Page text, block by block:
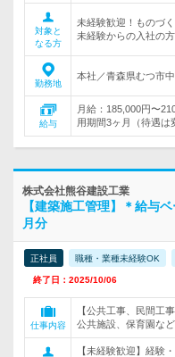
対象と
なる方
未経験歓迎！ものづ
未経験からの入社の
勤務地
本社／青森県むつ市
給与
月給：185,000円〜
用期間3ヶ月（待遇は
株式会社熊谷建設工業
【建築施工管理】＊給与
月分
正社員 職種・業種未経験OK
終了日：2025/10/06
仕事内容
【公共工事、民間工
公共施設、保育園な
【未経験歓迎】経験